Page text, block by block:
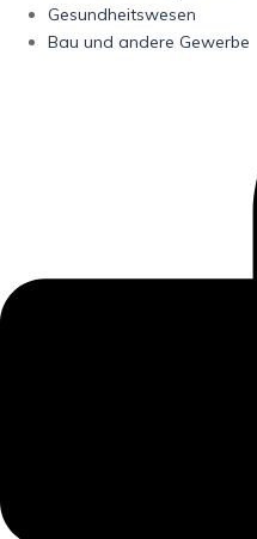
Gesundheitswesen
Bau und andere Gewerbe